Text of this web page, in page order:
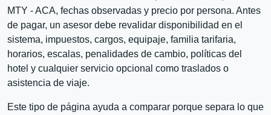
MTY - ACA, fechas observadas y precio por persona. Antes
de pagar, un asesor debe revalidar disponibilidad en el
sistema, impuestos, cargos, equipaje, familia tarifaria,
horarios, escalas, penalidades de cambio, políticas del
hotel y cualquier servicio opcional como traslados o
asistencia de viaje.
Este tipo de página ayuda a comparar porque separa lo que